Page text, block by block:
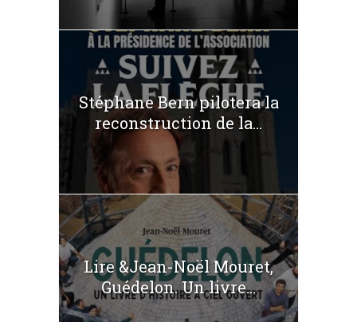
Stéphane Bern pilotera la
reconstruction de la...
Lire &Jean-Noël Mouret,
Guédelon. Un livre...